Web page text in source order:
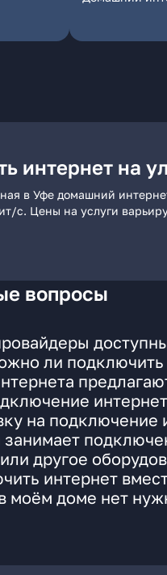
интернет на
в Уфе домашний
с. Цены на услуги
вопросы
ли
на подключение
другое
интернет
моём доме нет